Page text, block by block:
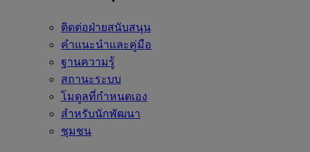
ติดต่อฝ่ายสนับสนุน
คำแนะนำและคู่มือ
ฐานความรู้
สถานะระบบ
โมดูลที่กำหนดเอง
สำหรับนักพัฒนา
ชุมชน